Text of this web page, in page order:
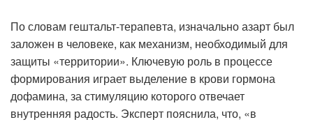
По словам гештальт-терапевта, изначально азарт был
заложен в человеке, как механизм, необходимый для
защиты «территории». Ключевую роль в процессе
формирования играет выделение в крови гормона
дофамина, за стимуляцию которого отвечает
внутренняя радость. Эксперт пояснила, что, «в